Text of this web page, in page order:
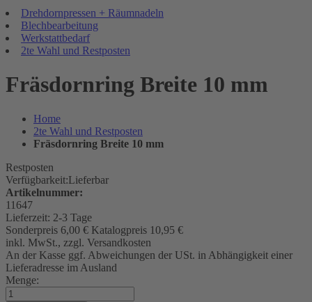
Drehdornpressen + Räumnadeln
Blechbearbeitung
Werkstattbedarf
2te Wahl und Restposten
Fräsdornring Breite 10 mm
Home
2te Wahl und Restposten
Fräsdornring Breite 10 mm
Restposten
Verfügbarkeit:Lieferbar
Artikelnummer:
11647
Lieferzeit: 2-3 Tage
Sonderpreis 6,00 € Katalogpreis 10,95 €
inkl. MwSt., zzgl. Versandkosten
An der Kasse ggf. Abweichungen der USt. in Abhängigkeit einer
Lieferadresse im Ausland
Menge: